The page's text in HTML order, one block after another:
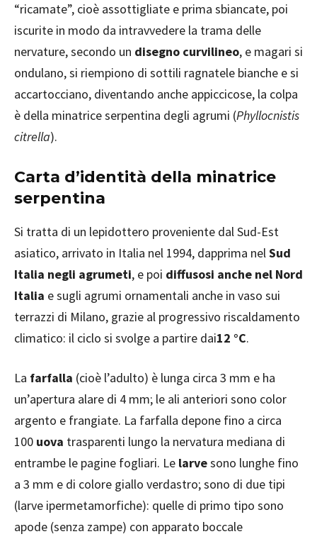
“ricamate”, cioè assottigliate e prima sbiancate, poi
iscurite in modo da intravvedere la trama delle
nervature, secondo un disegno curvilineo, e magari si
ondulano, si riempiono di sottili ragnatele bianche e si
accartocciano, diventando anche appiccicose, la colpa
è della minatrice serpentina degli agrumi (Phyllocnistis
citrella).
Carta d’identità della minatrice
serpentina
Si tratta di un lepidottero proveniente dal Sud-Est
asiatico, arrivato in Italia nel 1994, dapprima nelSud
Italia negli agrumeti, e poi diffusosi anche nel Nord
Italia e sugli agrumi ornamentali anche in vaso sui
terrazzi di Milano, grazie al progressivo riscaldamento
climatico: il ciclo si svolge a partire dai12 °C.
La farfalla (cioè l’adulto) è lunga circa 3 mm e ha
un’apertura alare di 4 mm; le ali anteriori sono color
argento e frangiate. La farfalla depone fino a circa
100 uova trasparenti lungo la nervatura mediana di
entrambe le pagine fogliari. Le larvesono lunghe fino
a 3 mm e di colore giallo verdastro; sono di due tipi
(larve ipermetamorfiche): quelle di primo tipo sono
apode (senza zampe) con apparato boccale